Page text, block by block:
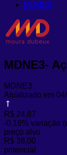
MDNE3
MDNE3-
MDNE3
Atualizado em
R$ 24,87
-0,16% variação
preço alvo
R$ 38,00
potencial